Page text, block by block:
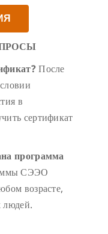
После
в
сертификат
программа
СЭЭО
возрасте,
людей.